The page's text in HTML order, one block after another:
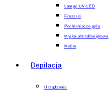
Lampy UV-LED
Frezarki
Pochlaniacze pyłu
Myjka ultradźwiękowa
Meble
Depilacja
Urządzenia